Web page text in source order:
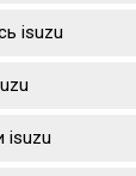
isuzu
isuzu